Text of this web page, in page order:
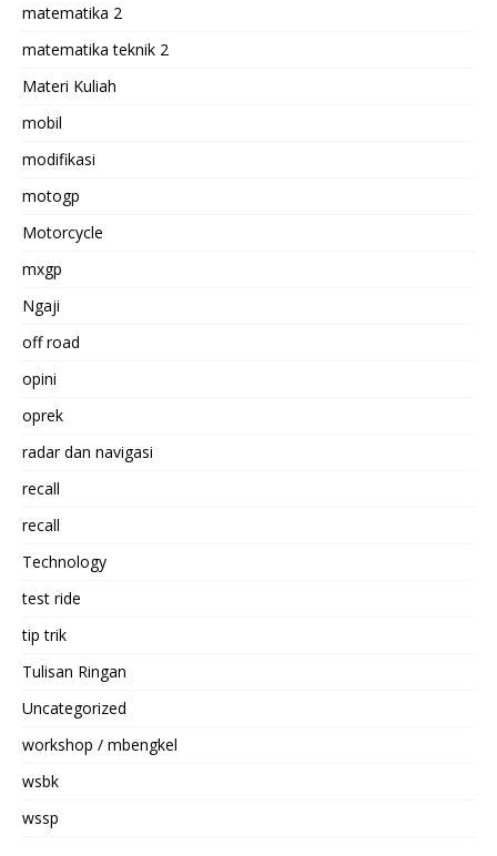
matematika 2
matematika teknik 2
Materi Kuliah
mobil
modifikasi
motogp
Motorcycle
mxgp
Ngaji
off road
opini
oprek
radar dan navigasi
recall
recall
Technology
test ride
tip trik
Tulisan Ringan
Uncategorized
workshop / mbengkel
wsbk
wssp